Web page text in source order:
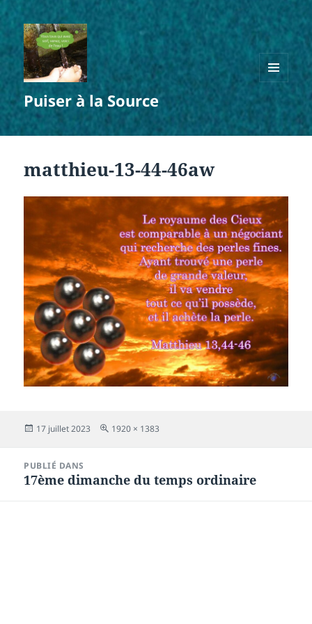
Puiser à la Source
MENU
ET
WIDGETS
matthieu-13-44-46aw
Publié
17 juillet 2023
Taille
1920 × 1383
l’article
PUBLIÉ DANS
17ème dimanche du temps ordinaire